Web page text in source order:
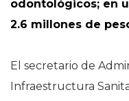
odontológicos; en
2.6 millones de
El secretario de
Infraestructura